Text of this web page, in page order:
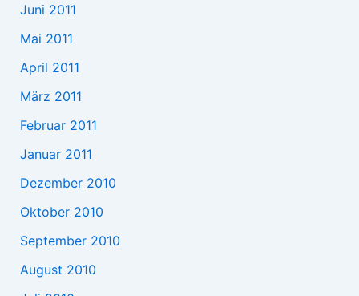
Juni 2011
Mai 2011
April 2011
März 2011
Februar 2011
Januar 2011
Dezember 2010
Oktober 2010
September 2010
August 2010